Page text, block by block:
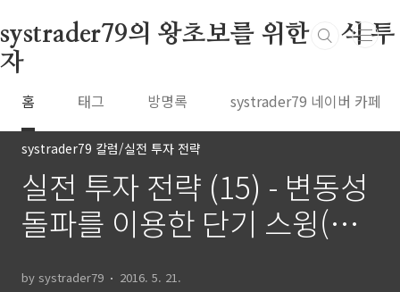
systrader79의 왕초보를 위한 주식 투
자
홈 태그 방명록 systrader79 네이버 카페
systrader79 칼럼/실전 투자 전략
실전 투자 전략 (15) - 변동성
돌파를 이용한 단기 스윙(단
by systrader79 2016. 5. 21.